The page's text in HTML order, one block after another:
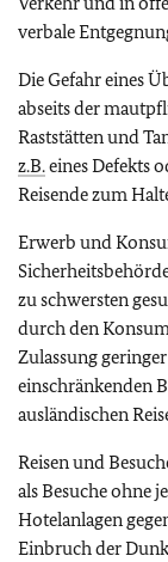
verbale
Die Gefahr eines
abseits der
Raststätten und
z.B.eines Defekts
Reisende zum
Erwerb und
zu schwersten
durch den
Zulassung
einschränkenden
ausländischen
Reisen und
als Besuche ohne
Hotelanlagen
Einbruch der